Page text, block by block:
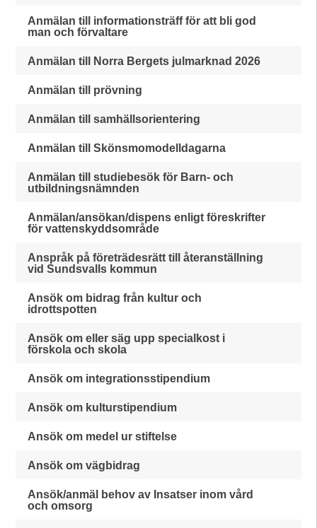
Anmälan till informationsträff för att bli god
man och förvaltare
Anmälan till Norra Bergets julmarknad 2026
Anmälan till prövning
Anmälan till samhällsorientering
Anmälan till Skönsmomodelldagarna
Anmälan till studiebesök för Barn- och
utbildningsnämnden
Anmälan/ansökan/dispens enligt föreskrifter
för vattenskyddsområde
Anspråk på företrädesrätt till återanställning
vid Sundsvalls kommun
Ansök om bidrag från kultur och
idrottspotten
Ansök om eller säg upp specialkost i
förskola och skola
Ansök om integrationsstipendium
Ansök om kulturstipendium
Ansök om medel ur stiftelse
Ansök om vägbidrag
Ansök/anmäl behov av Insatser inom vård
och omsorg